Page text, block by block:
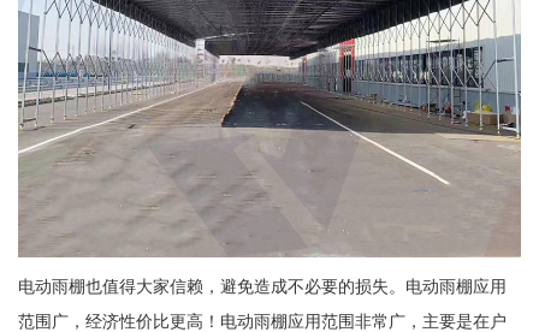
电动雨棚也值得大家信赖，避免造成不必要的损失。电动雨棚应用
范围广，经济性价比更高！电动雨棚应用范围非常广，主要是在户